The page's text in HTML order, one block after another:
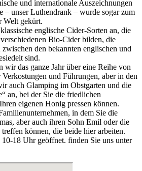
und internationale Auszeichnungen
– unser Luthendrank – wurde sogar zum
Welt gekürt.
englische Cider-Sorten an, die
Bio-Cider bilden, die
den bekannten englischen und
sind.
das ganze Jahr über eine Reihe von
und Führungen, aber in den
auch Glamping im Obstgarten und die
an, bei der Sie die friedlichen
eigenen Honig pressen können.
in dem Sie die
aber auch ihren Sohn Emil oder die
können, die beide hier arbeiten.
18 Uhr geöffnet. finden Sie uns unter